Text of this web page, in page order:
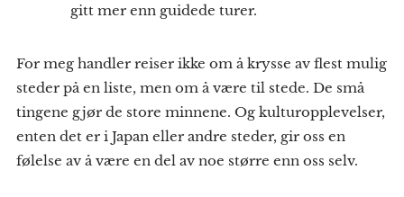
gitt mer enn guidede turer.
For meg handler reiser ikke om å krysse av flest mulig
steder på en liste, men om å være til stede. De små
tingene gjør de store minnene. Og kulturopplevelser,
enten det er i Japan eller andre steder, gir oss en
følelse av å være en del av noe større enn oss selv.